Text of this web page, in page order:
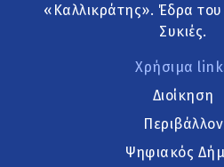
«Καλλικράτης». Έδρα του
Συκιές.
Χρήσιμα
Διοίκηση
Περιβάλλον
Ψηφιακός